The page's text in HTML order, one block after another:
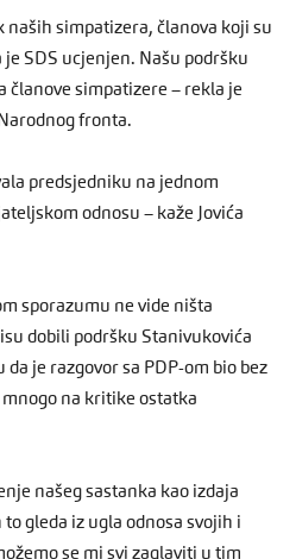
naših simpatizera, članova koji su
SDS ucjenjen. Našu podršku
članove simpatizere – rekla je
fronta.
predsjedniku na jednom
odnosu – kaže Jovića
sporazumu ne vide ništa
dobili podršku Stanivukovića
je razgovor sa PDP-om bio bez
na kritike ostatka
našeg sastanka kao izdaja
gleda iz ugla odnosa svojih i
se mi svi zaglaviti u tim